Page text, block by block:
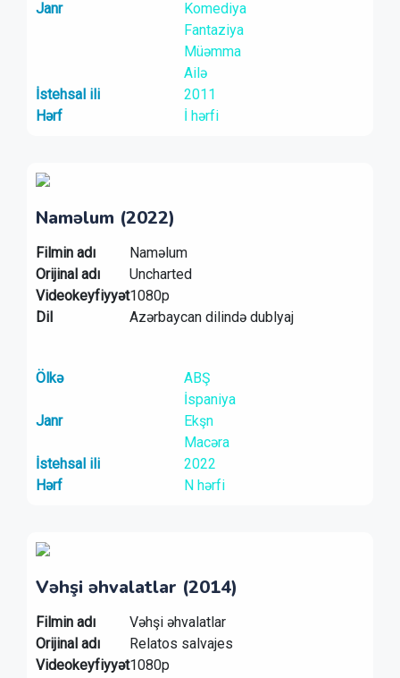
Janr
Komediya
Fantaziya
Müəmma
Ailə
İstehsal ili
2011
Hərf
İ hərfi
Naməlum (2022)
Filmin adı
Naməlum
Orijinal adı
Uncharted
Videokeyfiyyət1080p
Dil
Azərbaycan dilində dublyaj
Ölkə
ABŞ
İspaniya
Janr
Ekşn
Macəra
İstehsal ili
2022
Hərf
N hərfi
Vəhşi əhvalatlar (2014)
Filmin adı
Vəhşi əhvalatlar
Orijinal adı
Relatos salvajes
Videokeyfiyyət1080p